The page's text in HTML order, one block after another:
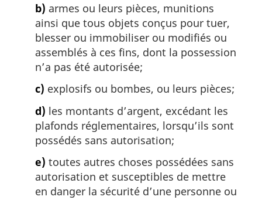
b) armes ou leurs pièces, munitions
ainsi que tous objets conçus pour tuer,
blesser ou immobiliser ou modifiés ou
assemblés à ces fins, dont la possession
n’a pas été autorisée;
c) explosifs ou bombes, ou leurs pièces;
d) les montants d’argent, excédant les
plafonds réglementaires, lorsqu’ils sont
possédés sans autorisation;
e) toutes autres choses possédées sans
autorisation et susceptibles de mettre
en danger la sécurité d’une personne ou